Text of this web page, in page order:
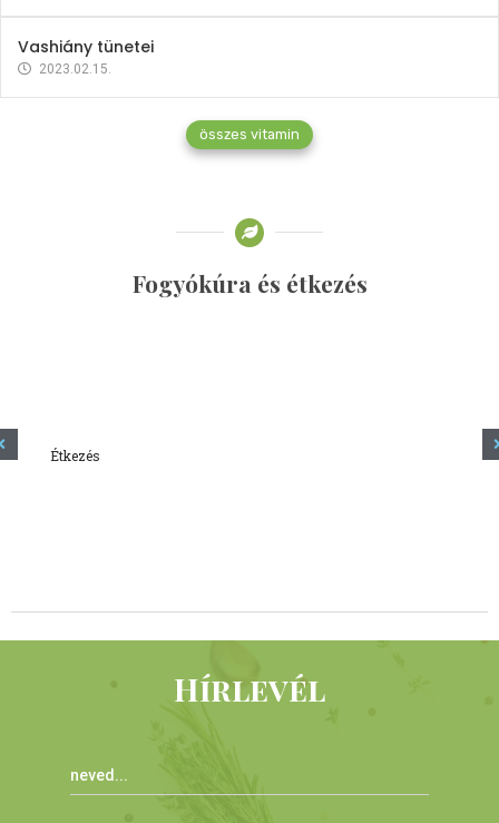
Vashiány tünetei
2023.02.15.
összes vitamin
Fogyókúra és étkezés
Étkezés
Hírlevél